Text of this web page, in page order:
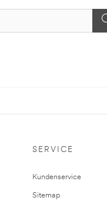
SERVICE
Kundenservice
Sitemap